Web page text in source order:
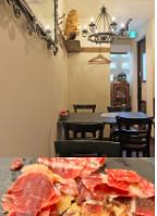
第二新卒歓迎
カ(徒歩5分以内)
接